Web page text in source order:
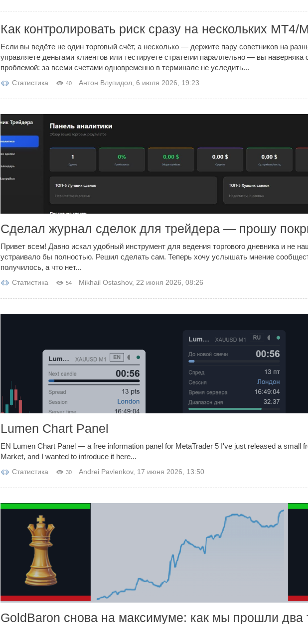
Как контролировать риск сразу на нескольких MT4/
Если вы ведёте не один торговый счёт, а несколько — держите пару советников на
управляете деньгами клиентов или тестируете стратегии параллельно — вы наверняка
проблемой: за всеми счетами одновременно в терминале не уследить...
Статистика 40 Антон Влупидол 6 июля 2026, 19:23
Сделал журнал сделок для трейдера — прошу
Привет всем! Давно искал удобный инструмент для ведения торгового дневника и не
устраивало бы полностью. Решил сделать сам. Теперь хочу услышать мнение
получилось, а что нет...
Статистика 54 Mikhail Ostashov, 22 июня 2026, 08:26
Lumen Chart Panel
EN Lumen Chart Panel — a free information panel for MetaTrader 5 I've just released a small
Market, and I wanted to introduce it here...
Статистика 30 Andrei Pavlenkov, 17 июня 2026, 13:50
GoldBaron снова на максимуме: как мы прошли два